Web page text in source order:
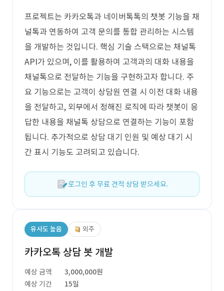
프로젝트는 카카오톡과 네이버톡톡의 챗봇 기능을 채
널톡과 연동하여 고객 문의를 통합 관리하는 시스템
을 개발하는 것입니다. 핵심 기술 스택으로는 채널톡
API가 있으며, 이를 활용하여 고객과의 대화 내용을
채널톡으로 전달하는 기능을 구현하고자 합니다. 주
요 기능으로는 고객이 상담원 연결 시 이전 대화 내용
을 전달하고, 외부에서 정해진 로직에 따라 챗봇이 응
답한 내용을 채널톡 상담으로 연결하는 기능이 포함
됩니다. 추가적으로 상담 대기 인원 및 예상 대기 시
간 표시 기능도 고려되고 있습니다.
로그인 후 무료 견적 상담 받으세요.
유사도 높음 외주
카카오톡 상담 봇 개발
예상 금액
3,000,000원
예상 기간
15일